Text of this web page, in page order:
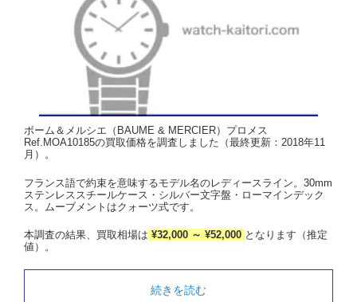
ボーム＆メルシエ（BAUME & MERCIER）プロメス
Ref.MOA10185の買取価格を調査しました（最終更新：2018年11
月）。
フランス語で約束を意味するモデル名のレディースライン。30mm
ステンレススチールケース・シルバー文字盤・ローマインデック
ス。ムーブメントはクォーツ式です。
本調査の結果、買取相場は ¥32,000 ～ ¥52,000 となります（推定
値）。
続きを読む